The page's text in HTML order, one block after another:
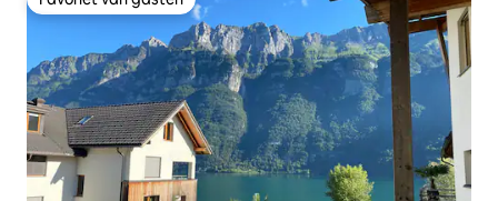
Favoriet van gasten